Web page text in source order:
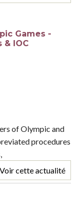
Games -
& IOC
procedures
Voir cette actualité